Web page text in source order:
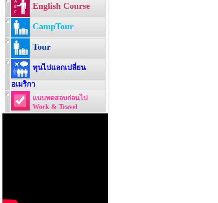
English Course
CampTour
Tour
ทุนไปแลกเปลี่ยน
อเมริกา
แบบทดสอบก่อนไป
Work & Travel